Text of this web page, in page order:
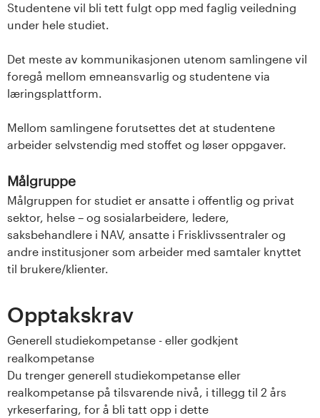
Studentene vil bli tett fulgt opp med faglig veiledning
under hele studiet.
Det meste av kommunikasjonen utenom samlingene vil
foregå mellom emneansvarlig og studentene via
læringsplattform.
Mellom samlingene forutsettes det at studentene
arbeider selvstendig med stoffet og løser oppgaver.
Målgruppe
Målgruppen for studiet er ansatte i offentlig og privat
sektor, helse – og sosialarbeidere, ledere,
saksbehandlere i NAV, ansatte i Frisklivssentraler og
andre institusjoner som arbeider med samtaler knyttet
til brukere/klienter.
Opptakskrav
Generell studiekompetanse - eller godkjent
realkompetanse
Du trenger generell studiekompetanse eller
realkompetanse på tilsvarende nivå, i tillegg til 2 års
yrkeserfaring, for å bli tatt opp i dette